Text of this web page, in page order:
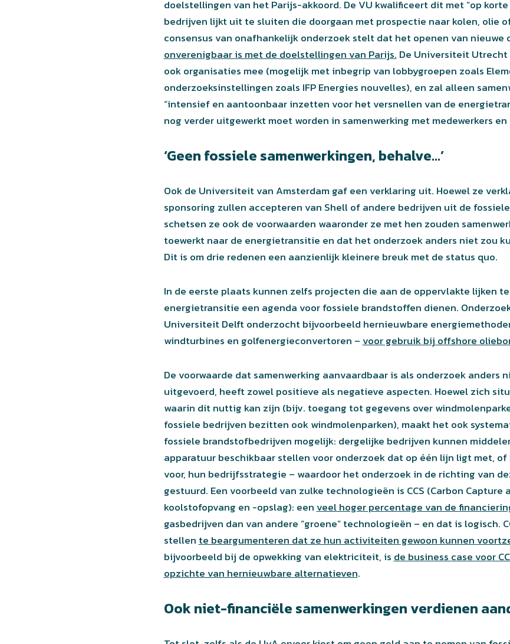
doelstellingen van het Parijs-akkoord. De VU kwalificeert dit met “op
bedrijven lijkt uit te sluiten die doorgaan met prospectie naar kolen, olie
consensus van onafhankelijk onderzoek stelt dat het openen van nieuwe
onverenigbaar is met de doelstellingen van Parijs. De Universiteit
ook organisaties mee (mogelijk met inbegrip van lobbygroepen zoals
onderzoeksinstellingen zoals IFP Energies nouvelles), en zal alleen
“intensief en aantoonbaar inzetten voor het versnellen van de
nog verder uitgewerkt moet worden in samenwerking met medewerkers
‘Geen fossiele samenwerkingen, behalve…’
Ook de Universiteit van Amsterdam gaf een verklaring uit. Hoewel ze
sponsoring zullen accepteren van Shell of andere bedrijven uit de
schetsen ze ook de voorwaarden waaronder ze met hen zouden
toewerkt naar de energietransitie en dat het onderzoek anders niet zou
Dit is om drie redenen een aanzienlijk kleinere breuk met de status quo.
In de eerste plaats kunnen zelfs projecten die aan de oppervlakte lijken
energietransitie een agenda voor fossiele brandstoffen dienen.
Universiteit Delft onderzocht bijvoorbeeld hernieuwbare
windturbines en golfenergieconvertoren – voor gebruik bij offshore
De voorwaarde dat samenwerking aanvaardbaar is als onderzoek anders
uitgevoerd, heeft zowel positieve als negatieve aspecten. Hoewel zich
waarin dit nuttig kan zijn (bijv. toegang tot gegevens over
fossiele bedrijven bezitten ook windmolenparken), maakt het ook
fossiele brandstofbedrijven mogelijk: dergelijke bedrijven kunnen
apparatuur beschikbaar stellen voor onderzoek dat op één lijn ligt met,
voor, hun bedrijfsstrategie – waardoor het onderzoek in de richting van
gestuurd. Een voorbeeld van zulke technologieën is CCS (Carbon Capture
koolstofopvang en -opslag): een veel hoger percentage van de
gasbedrijven dan van andere “groene” technologieën – en dat is logisch.
stellen te beargumenteren dat ze hun activiteiten gewoon kunnen
bijvoorbeeld bij de opwekking van elektriciteit, is de business case voor
opzichte van hernieuwbare alternatieven.
Ook niet-financiële samenwerkingen verdienen